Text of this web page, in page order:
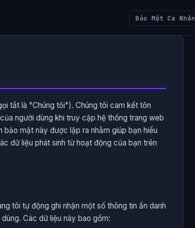
Bảo Mật Cá Nhân
tắt là "Chúng tôi"). Chúng tôi cam kết tôn
người dùng khi truy cập hệ thống trang web
mật này được lập ra nhằm giúp bạn hiểu
dữ liệu phát sinh từ hoạt động của bạn trên
tôi tự động ghi nhận một số thông tin ẩn danh
Các dữ liệu này bao gồm: